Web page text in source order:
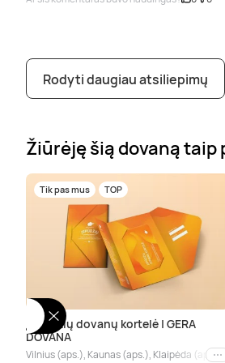
Rodyti daugiau atsiliepimų
Žiūrėję šią dovaną taip
Tik pas mus TOP
Įspūdžių dovanų kortelė | GERA
DOVANA
Vilnius (aps.), Kaunas (aps.), Klaipėda